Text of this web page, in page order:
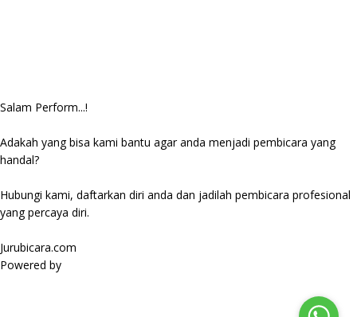
Salam Perform...!
Adakah yang bisa kami bantu agar anda menjadi pembicara yang
handal?
Hubungi kami, daftarkan diri anda dan jadilah pembicara profesional
yang percaya diri.
Jurubicara.com
Powered by